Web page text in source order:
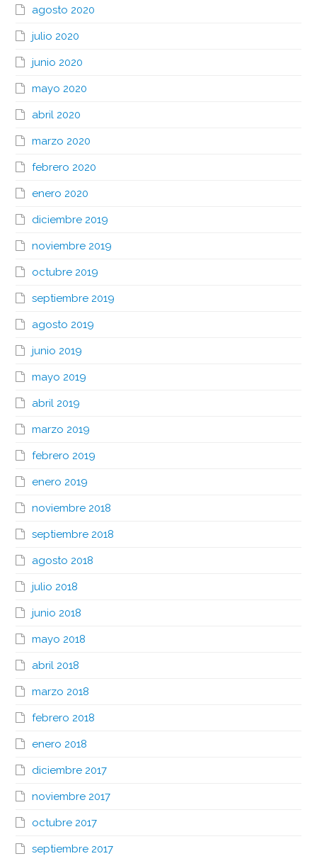
agosto 2020
julio 2020
junio 2020
mayo 2020
abril 2020
marzo 2020
febrero 2020
enero 2020
diciembre 2019
noviembre 2019
octubre 2019
septiembre 2019
agosto 2019
junio 2019
mayo 2019
abril 2019
marzo 2019
febrero 2019
enero 2019
noviembre 2018
septiembre 2018
agosto 2018
julio 2018
junio 2018
mayo 2018
abril 2018
marzo 2018
febrero 2018
enero 2018
diciembre 2017
noviembre 2017
octubre 2017
septiembre 2017